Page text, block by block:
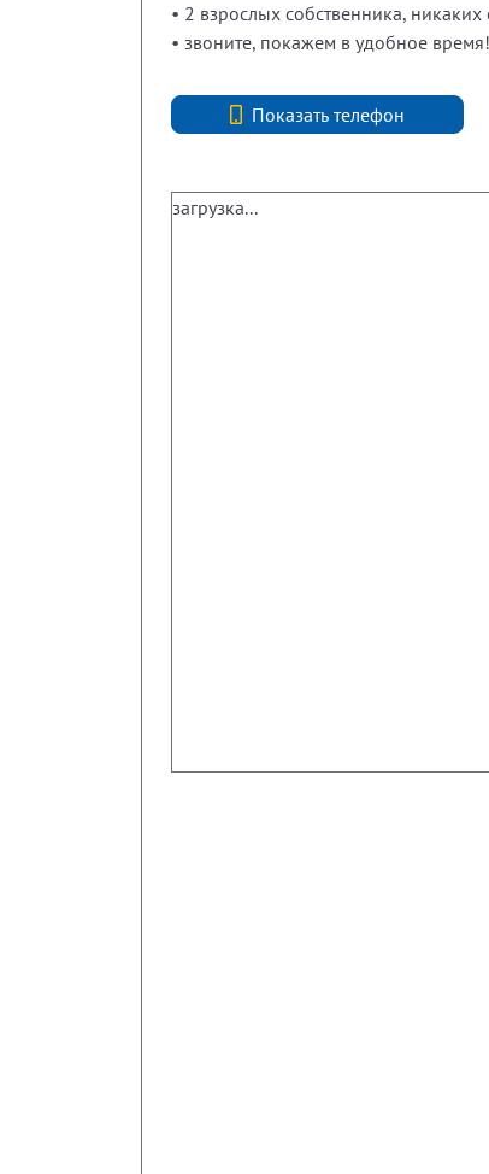
• 2 взрослых собственника,
• звоните, покажем в удобное время!
Показать телефон
+7 (812) 740-70-40
загрузка...